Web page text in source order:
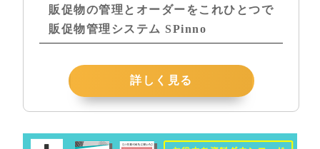
販促物の管理とオーダーをこれひとつで
販促物管理システム SPinno
詳しく見る